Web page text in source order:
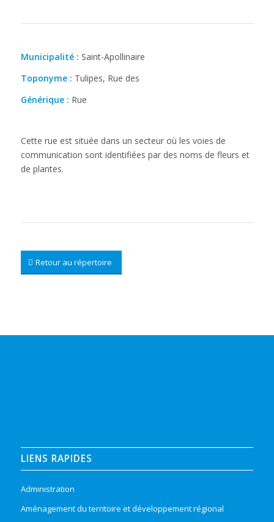
Municipalité : Saint-Apollinaire
Toponyme : Tulipes, Rue des
Générique : Rue
Cette rue est située dans un secteur où les voies de
communication sont identifiées par des noms de fleurs et
de plantes.
Retour au répertoire
LIENS RAPIDES
Administration
Aménagement du territoire et développement régional